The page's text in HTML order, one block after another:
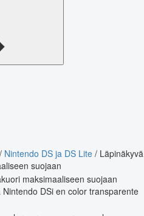
/ Nintendo DS ja DS Lite / Läpinäkyvä
suojaan